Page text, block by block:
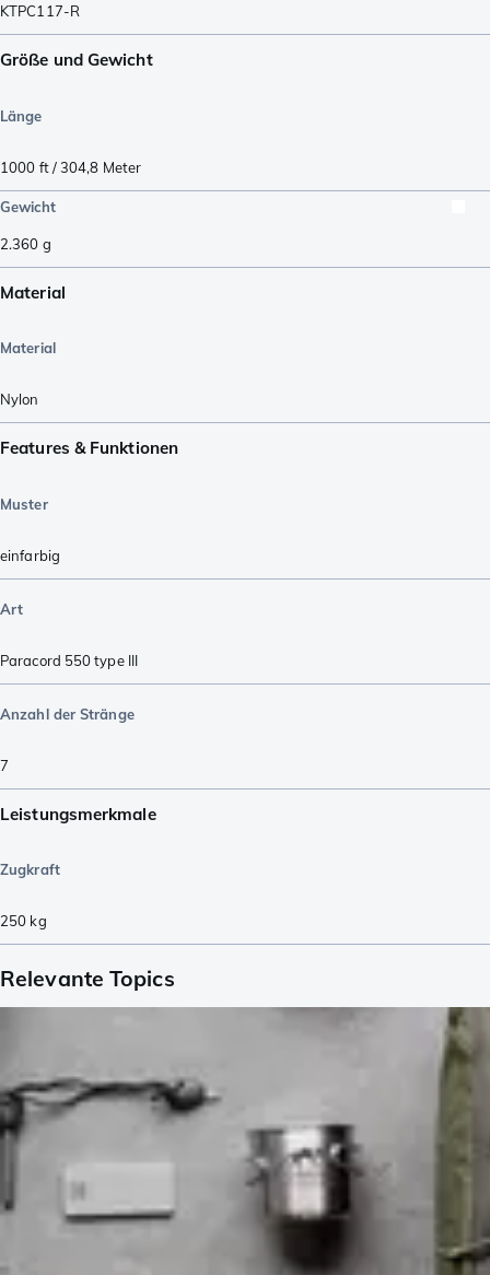
KTPC117-R
Größe und Gewicht
Länge
1000 ft / 304,8 Meter
Gewicht
2.360 g
Material
Material
Nylon
Features & Funktionen
Muster
einfarbig
Art
Paracord 550 type III
Anzahl der Stränge
7
Leistungsmerkmale
Zugkraft
250 kg
Relevante Topics